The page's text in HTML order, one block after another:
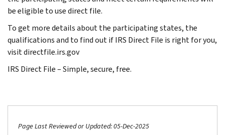
be eligible to use direct file.
To get more details about the participating states, the
qualifications and to find out if IRS Direct File is right for you,
visit directfile.irs.gov
IRS Direct File – Simple, secure, free.
Page Last Reviewed or Updated: 05-Dec-2025